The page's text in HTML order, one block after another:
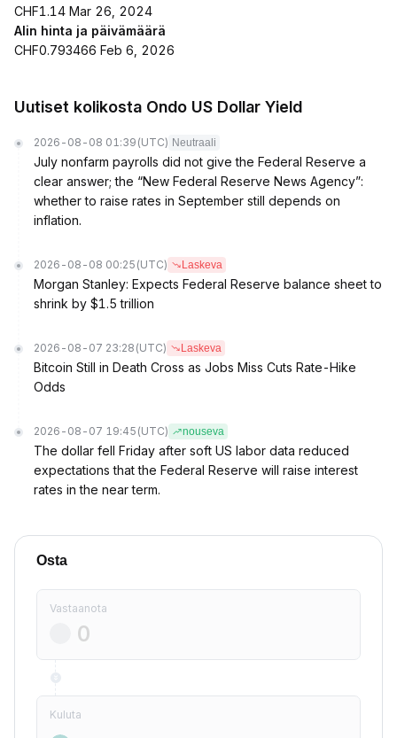
CHF1.14 Mar 26, 2024
Alin hinta ja päivämäärä
CHF0.793466 Feb 6, 2026
Uutiset kolikosta Ondo US Dollar Yield
2026-08-08 01:39 (UTC) Neutraali
July nonfarm payrolls did not give the Federal Reserve a
clear answer; the “New Federal Reserve News Agency”:
whether to raise rates in September still depends on
inflation.
2026-08-08 00:25 (UTC) Laskeva
Morgan Stanley: Expects Federal Reserve balance sheet to
shrink by $1.5 trillion
2026-08-07 23:28 (UTC) Laskeva
Bitcoin Still in Death Cross as Jobs Miss Cuts Rate-Hike
Odds
2026-08-07 19:45 (UTC) nouseva
The dollar fell Friday after soft US labor data reduced
expectations that the Federal Reserve will raise interest
rates in the near term.
Osta
Vastaanota
Kuluta